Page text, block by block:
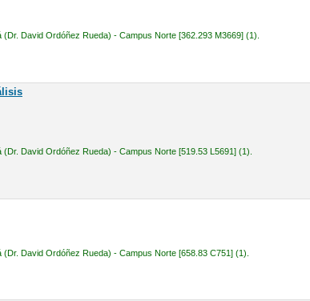
(Dr. David Ordóñez Rueda) - Campus Norte [362.293 M3669] (1).
(Dr. David Ordóñez Rueda) - Campus Norte [519.53 L5691] (1).
(Dr. David Ordóñez Rueda) - Campus Norte [658.83 C751] (1).